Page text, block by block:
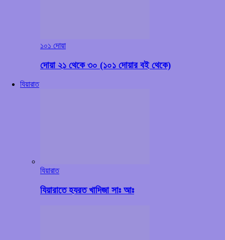
১০১ দোয়া
দোয়া ২১ থেকে ৩০ (১০১ দোয়ার বই থেকে)
যিয়ারাত
যিয়ারাত
যিয়ারাতে হযরত খাদিজা সাঃ আঃ